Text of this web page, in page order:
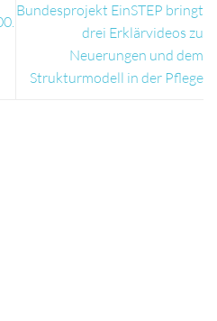
Bundesprojekt EinSTEP bringt
drei Erklärvideos zu
Neuerungen und dem
Strukturmodell in der Pflege